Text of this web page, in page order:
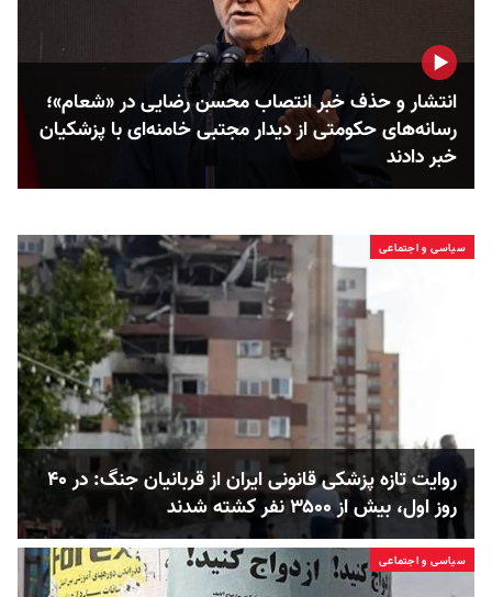
انتشار و حذف خبر انتصاب محسن رضایی در «شعام»؛
رسانه‌های حکومتی از دیدار مجتبی خامنه‌ای با پزشکیان
خبر دادند
سیاسی و اجتماعی
روایت تازه پزشکی قانونی ایران از قربانیان جنگ: در ۴۰
روز اول، بیش از ۳۵۰۰ نفر کشته شدند
سیاسی و اجتماعی